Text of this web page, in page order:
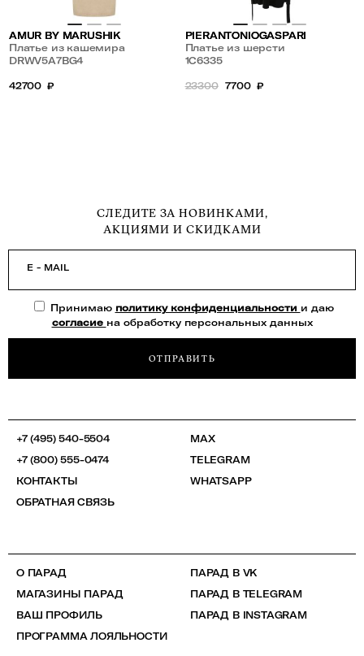
AMUR BY MARUSHIK
Платье из кашемира
DRWV5A7BG4
42700 ₽
PIERANTONIOGASPARI
Платье из шерсти
1С6335
23300 7700 ₽
СЛЕДИТЕ ЗА НОВИНКАМИ,
АКЦИЯМИ И СКИДКАМИ
E - MAIL
Принимаю политику конфиденциальности и даю
согласие на обработку персональных данных
ОТПРАВИТЬ
+7 (495) 540-5504
+7 (800) 555-0474
КОНТАКТЫ
ОБРАТНАЯ СВЯЗЬ
MAX
TELEGRAM
WHATSAPP
О ПАРАД
МАГАЗИНЫ ПАРАД
ВАШ ПРОФИЛЬ
ПРОГРАММА ЛОЯЛЬНОСТИ
ПАРАД В VK
ПАРАД В TELEGRAM
ПАРАД В INSTAGRAM